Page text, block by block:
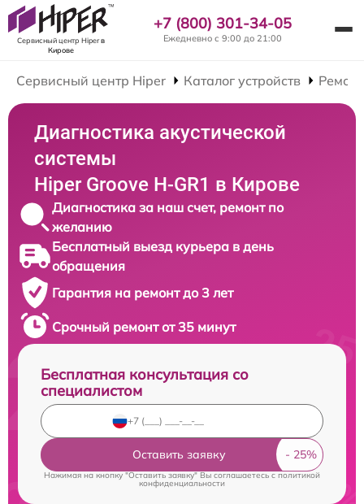
Сервисный центр Hiperв
Кирове
+7 (800) 301-34-05
Ежедневно с 9:00 до 21:00
Сервисный центр Hiper Каталог устройств
Диагностика акустической
системы
Hiper Groove H-GR1 в Кирове
Диагностика за наш счет, ремонт по
желанию
Бесплатный выезд курьера в день
обращения
Гарантия на ремонт до 3 лет
Срочный ремонт от 35 минут
Бесплатная консультация со
специалистом
Оставить заявку
Нажимая на кнопку "Оставить заявку" Вы соглашаетесь cполитикой
конфиденциальности